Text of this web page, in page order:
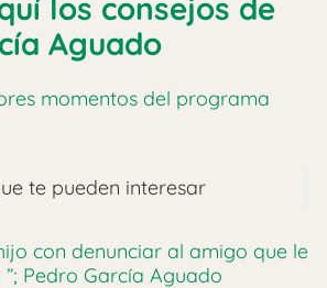
los consejos de
Aguado
momentos del programa
te pueden interesar
con denunciar al amigo que le
Pedro García Aguado